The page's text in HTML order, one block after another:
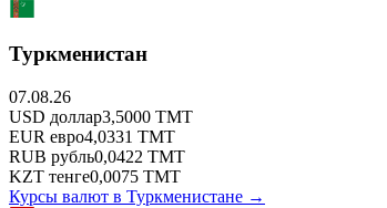
Туркменистан
07.08.26
USD доллар3,5000 TMT
EUR евро4,0331 TMT
RUB рубль0,0422 TMT
KZT тенге0,0075 TMT
Курсы валют в Туркменистане →